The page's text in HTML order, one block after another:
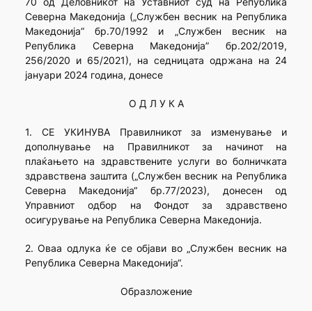
Северна Македонија („Службен весник на Република
Македонија” бр.70/1992 и „Службен весник на
Република Северна Македонија” бр.202/2019,
256/2020 и 65/2021), на седницата одржана на 24
јануари 2024 година, донесе
О Д Л У К А
1. СЕ УКИНУВА Правилникот за изменување и
дополнување на Правилникот за начинот на
плаќањето на здравствените услуги во болничката
здравствена заштита („Службен весник на Република
Северна Македонија“ бр.77/2023), донесен од
Управниот одбор на Фондот за здравствено
осигурување на Република Северна Македонија.
2. Oваа одлука ќе се објави во „Службен весник на
Република Северна Македонија“.
Образложение